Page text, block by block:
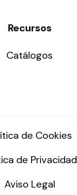
Recursos
Catálogos
de Cookies
de Privacidad
Aviso Legal